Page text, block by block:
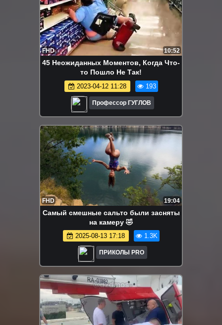
FHD 10:52
45 Неожиданных Моментов, Когда Что-
то Пошло Не Так!
2023-04-12 11:28 193
Профессор ГУГЛОВ
FHD 19:04
Самый смешные сальто были засняты
на камеру 🤣
2025-08-13 17:18 1.3K
ПРИКОЛЫ PRO